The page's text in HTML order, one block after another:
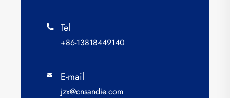
 Tel
+86-13818449140
 E-mail
jzx@cnsandie.com